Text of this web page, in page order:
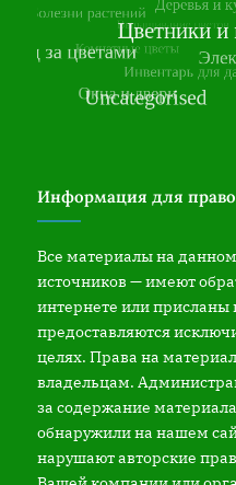
Информация для
Все материалы на
источников — имеют
интернете или присланы
предоставляются
целях. Права на
владельцам.
за содержание
обнаружили на нашем
нарушают авторские